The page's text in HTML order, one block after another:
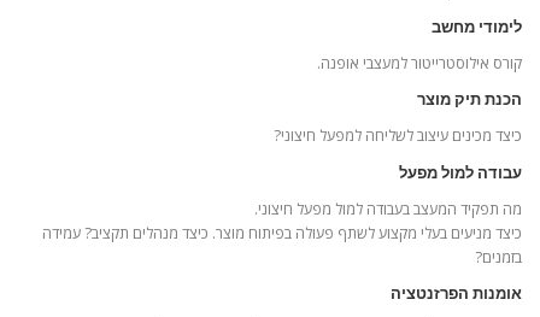
לימודי מחשב
קורס אילוסטרייטור למעצבי אופנה.
הכנת תיק מוצר
כיצד מכינים עיצוב לשליחה למפעל חיצוני?
עבודה למול מפעל
מה תפקיד המעצב בעבודה למול מפעל חיצוני.
כיצד מניעים בעלי מקצוע לשתף פעולה בפיתוח מוצר. כיצד מנהלים תקציב? עמידה
בזמנים?
אומנות הפרזנטציה